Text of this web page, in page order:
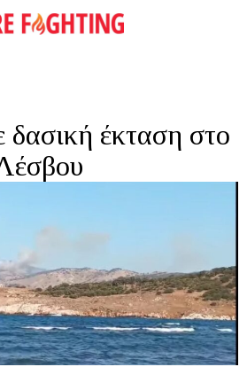
δασική έκταση στο